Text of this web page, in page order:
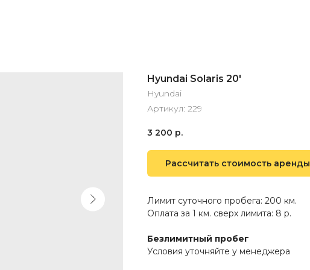
Hyundai Solaris 20'
Hyundai
Артикул: 229
3 200 р.
Рассчитать стоимость аренды
Лимит суточного пробега: 200 км.
Оплата за 1 км. сверх лимита: 8 р.
Безлимитный пробег
Условия уточняйте у менеджера